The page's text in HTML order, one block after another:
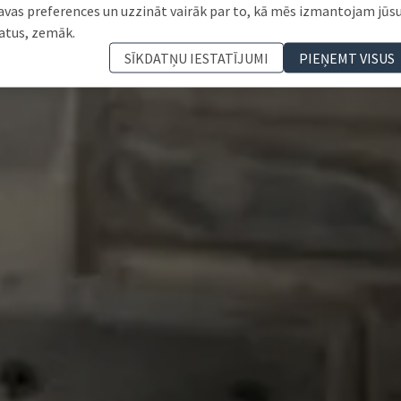
preferences un uzzināt vairāk par to, kā mēs izmantojam
zemāk.
SĪKDATŅU IESTATĪJUMI
PIEŅEMT VISUS